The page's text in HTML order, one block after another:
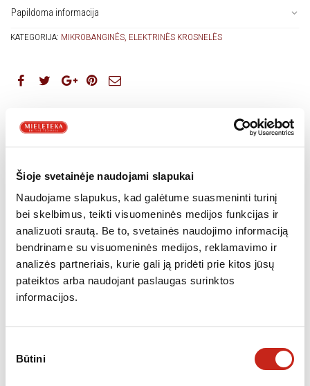
Šioje svetainėje naudojami slapukai
Naudojame slapukus, kad galėtume suasmeninti turinį
bei skelbimus, teikti visuomeninės medijos funkcijas ir
analizuoti srautą. Be to, svetainės naudojimo informaciją
bendriname su visuomeninės medijos, reklamavimo ir
analizės partneriais, kurie gali ją pridėti prie kitos jūsų
pateiktos arba naudojant paslaugas surinktos
informacijos.
pasirinkimas
Būtini
Papildoma informacija
KATEGORIJA: MIKROBANGINĖS, ELEKTRINĖS KROSNELĖS